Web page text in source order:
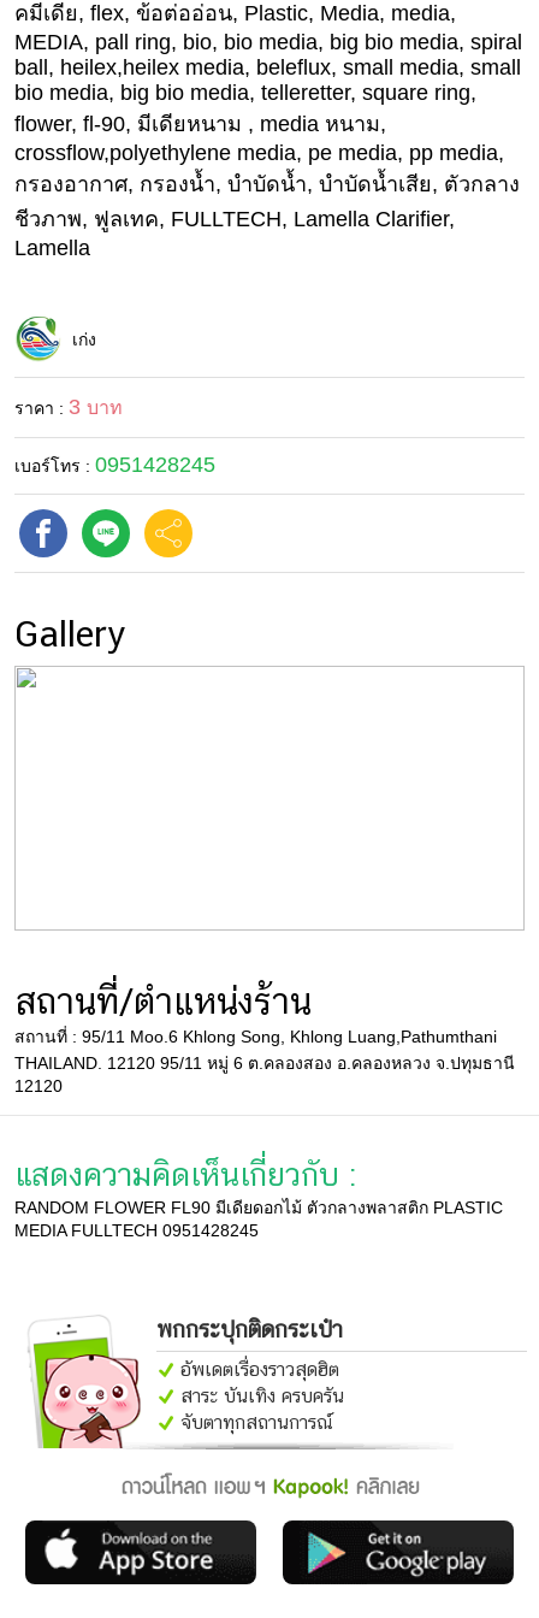
คมีเดีย, flex, ข้อต่ออ่อน, Plastic, Media, media,
MEDIA, pall ring, bio, bio media, big bio media, spiral
ball, heilex,heilex media, beleflux, small media, small
bio media, big bio media, telleretter, square ring,
flower, fl-90, มีเดียหนาม , media หนาม,
crossflow,polyethylene media, pe media, pp media,
กรองอากาศ, กรองน้ำ, บำบัดน้ำ, บำบัดน้ำเสีย, ตัวกลาง
ชีวภาพ, ฟูลเทค, FULLTECH, Lamella Clarifier,
Lamella
เก่ง
ราคา : 3 บาท
เบอร์โทร : 0951428245
Gallery
สถานที่/ตำแหน่งร้าน
สถานที่ : 95/11 Moo.6 Khlong Song, Khlong Luang,Pathumthani
THAILAND. 12120 95/11 หมู่ 6 ต.คลองสอง อ.คลองหลวง จ.ปทุมธานี
12120
แสดงความคิดเห็นเกี่ยวกับ :
RANDOM FLOWER FL90 มีเดียดอกไม้ ตัวกลางพลาสติก PLASTIC
MEDIA FULLTECH 0951428245
พกกระปุกติดกระเป๋า
อัพเดตเรื่องราวสุดฮิต
สาระ บันเทิง ครบครัน
จับตาทุกสถานการณ์